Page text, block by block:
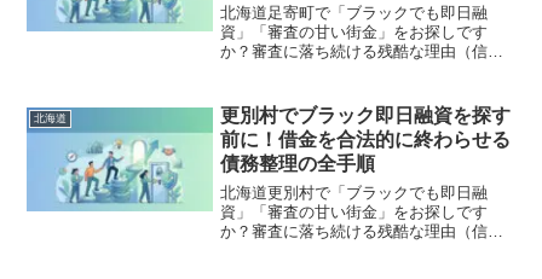
北海道足寄町で「ブラックでも即日融
資」「審査の甘い街金」をお探しです
か？審査に落ち続ける残酷な理由（信用
まで徹底解説。多重債務の地獄から抜け
出し、合法的に借金を減額・免除する
「債務整理」の正しい知識と、今すぐ督
促を止める無料相談窓口をご案内しま
す。
北海道
更別村でブラック即日融資を探す
前に！借金を合法的に終わらせる
債務整理の全手順
北海道更別村で「ブラックでも即日融
資」「審査の甘い街金」をお探しです
か？審査に落ち続ける残酷な理由（信用